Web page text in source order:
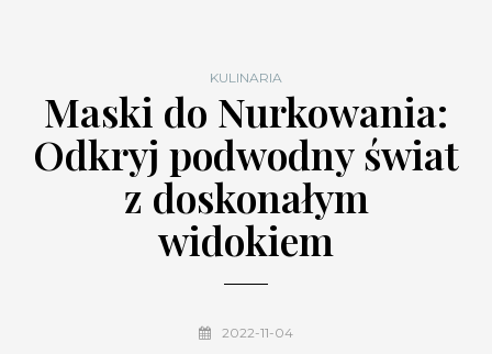
KULINARIA
Maski do Nurkowania:
Odkryj podwodny świat
z doskonałym
widokiem
2022-11-04